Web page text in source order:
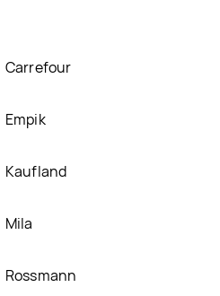
Carrefour
Empik
Kaufland
Mila
Rossmann